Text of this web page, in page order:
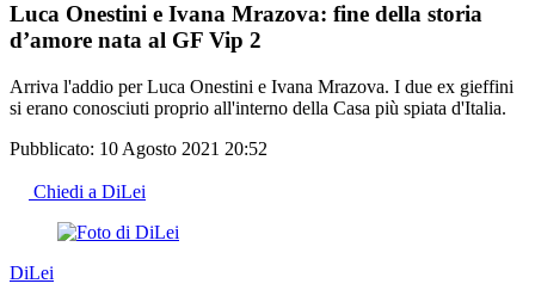
Luca Onestini e Ivana Mrazova: fine della storia
d’amore nata al GF Vip 2
Arriva l'addio per Luca Onestini e Ivana Mrazova. I due ex gieffini
si erano conosciuti proprio all'interno della Casa più spiata d'Italia.
Pubblicato: 10 Agosto 2021 20:52
Chiedi a DiLei
DiLei